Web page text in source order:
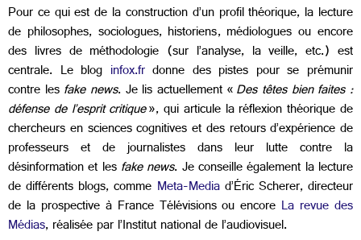
Pour ce qui est de la construction d’un profil théorique, la lecture
de philosophes, sociologues, historiens, médiologues ou encore
des livres de méthodologie (sur l’analyse, la veille, etc.) est
centrale. Le blog infox.frdonne des pistes pour se prémunir
contre lesfake news. Je lis actuellement «Des têtes bien faites :
défense de l’esprit critique», qui articule la réflexion théorique de
chercheurs en sciences cognitives et des retours d’expérience de
professeurs et de journalistes dans leur lutte contre la
désinformation et lesfake news. Je conseille également la lecture
de différents blogs, comme Meta-Mediad’Éric Scherer, directeur
de la prospective à France Télévisions ou encore La revue des
Médias, réalisée par l’Institut national de l’audiovisuel.